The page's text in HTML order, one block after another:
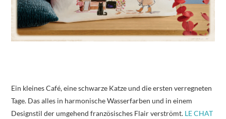
Ein kleines Café, eine schwarze Katze und die ersten verregneten
Tage. Das alles in harmonische Wasserfarben und in einem
Designstil der umgehend französisches Flair verströmt. LE CHAT